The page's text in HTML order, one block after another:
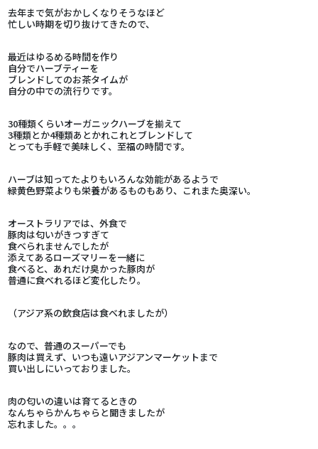
去年まで気がおかしくなりそうなほど
忙しい時期を切り抜けてきたので、
最近はゆるめる時間を作り
自分でハーブティーを
ブレンドしてのお茶タイムが
自分の中での流行りです。
30種類くらいオーガニックハーブを揃えて
3種類とか4種類あとかれこれとブレンドして
とっても手軽で美味しく、至福の時間です。
ハーブは知ってたよりもいろんな効能があるようで
緑黄色野菜よりも栄養があるものもあり、これまた奥深い。
オーストラリアでは、外食で
豚肉は匂いがきつすぎて
食べられませんでしたが
添えてあるローズマリーを一緒に
食べると、あれだけ臭かった豚肉が
普通に食べれるほど変化したり。
（アジア系の飲食店は食べれましたが）
なので、普通のスーパーでも
豚肉は買えず、いつも遠いアジアンマーケットまで
買い出しにいっておりました。
肉の匂いの違いは育てるときの
なんちゃらかんちゃらと聞きましたが
忘れました。。。